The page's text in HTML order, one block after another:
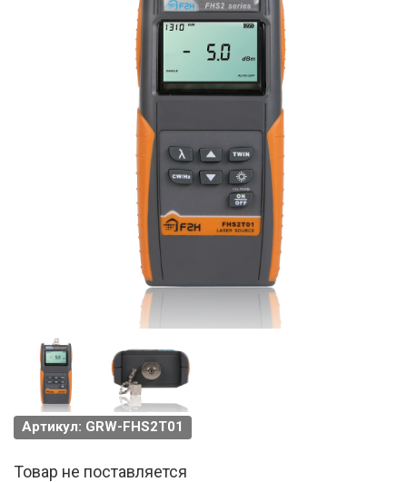
Артикул: GRW-FHS2T01
Товар не поставляется